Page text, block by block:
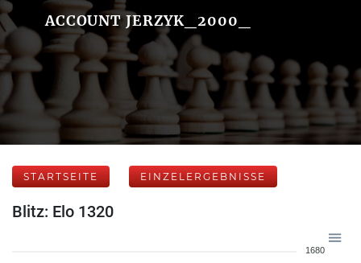
ACCOUNT JERZYK_2000_
STARTSEITE EINZELERGEBNISSE
Blitz: Elo 1320
1680